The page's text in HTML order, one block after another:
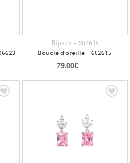
Bijoux - 602615
Boucle d’oreille – 602615
79.00€